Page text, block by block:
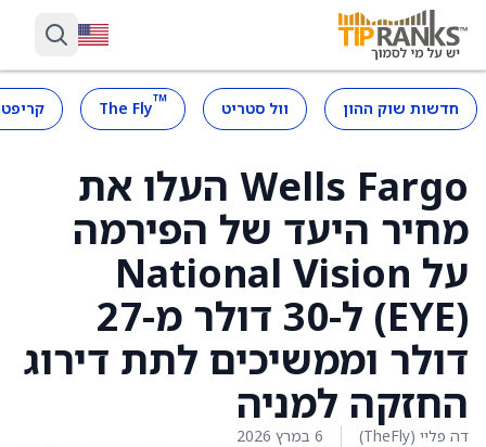
חדשות שוק ההון וול סטריט ™
The Fly
Wells Fargo העלו את
מחיר היעד של הפירמה
על National Vision
(EYE) ל-30 דולר מ-27
דולר וממשיכים לתת דירוג
החזקה למניה
דה פליי (TheFly) 6 במרץ 2026